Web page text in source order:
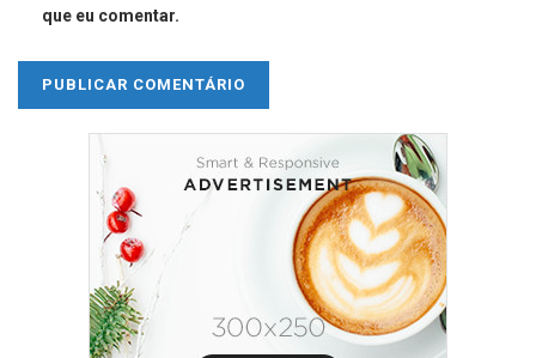
que eu comentar.